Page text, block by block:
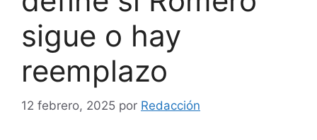
sigue o hay
reemplazo
12 febrero, 2025 por Redacción